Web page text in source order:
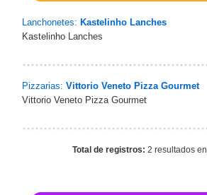
Lanchonetes: Kastelinho Lanches
Kastelinho Lanches
Pizzarias: Vittorio Veneto Pizza Gourmet
Vittorio Veneto Pizza Gourmet
Total de registros: 2 resultados